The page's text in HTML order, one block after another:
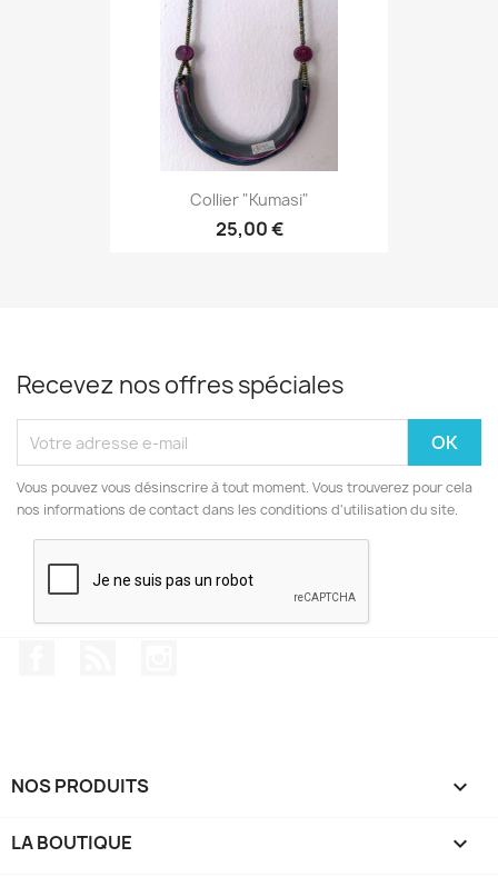
Collier "Kumasi"
25,00 €
Recevez nos offres spéciales
Vous pouvez vous désinscrire à tout moment. Vous trouverez pour cela
nos informations de contact dans les conditions d'utilisation du site.
NOS PRODUITS 
LA BOUTIQUE 